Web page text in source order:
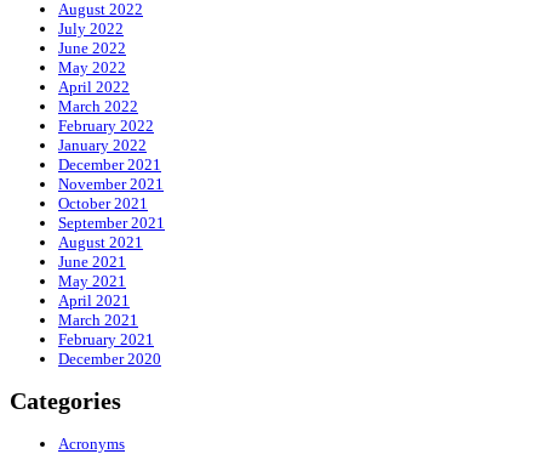
August 2022
July 2022
June 2022
May 2022
April 2022
March 2022
February 2022
January 2022
December 2021
November 2021
October 2021
September 2021
August 2021
June 2021
May 2021
April 2021
March 2021
February 2021
December 2020
Categories
Acronyms